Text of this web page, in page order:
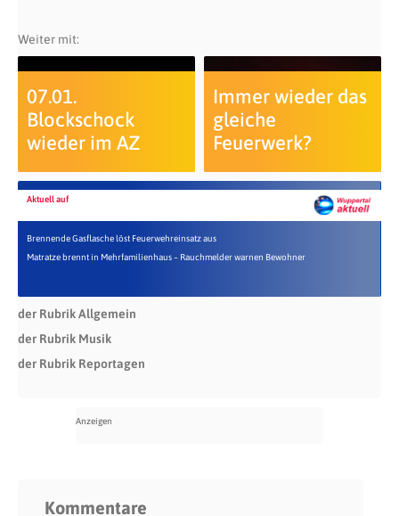
Weiter mit:
07.01.
Blockschock
wieder im AZ
Immer wieder das
gleiche
Feuerwerk?
Aktuell auf
Brennende Gasflasche löst Feuerwehreinsatz aus
Matratze brennt in Mehrfamilienhaus – Rauchmelder warnen Bewohner
der Rubrik Allgemein
der Rubrik Musik
der Rubrik Reportagen
Kommentare